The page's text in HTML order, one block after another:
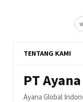
TENTANG KAMI
PT
Ayana Global